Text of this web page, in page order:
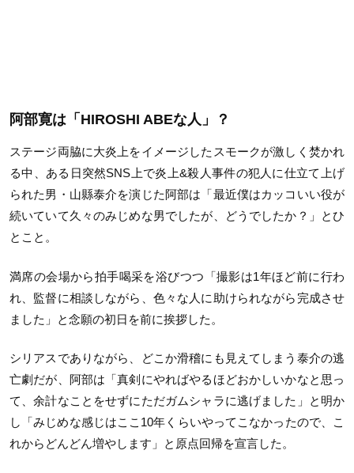
阿部寛は「HIROSHI ABEな人」？
ステージ両脇に大炎上をイメージしたスモークが激しく焚かれ
る中、ある日突然SNS上で炎上&殺人事件の犯人に仕立て上げ
られた男・山縣泰介を演じた阿部は「最近僕はカッコいい役が
続いていて久々のみじめな男でしたが、どうでしたか？」とひ
とこと。
満席の会場から拍手喝采を浴びつつ「撮影は1年ほど前に行わ
れ、監督に相談しながら、色々な人に助けられながら完成させ
ました」と念願の初日を前に挨拶した。
シリアスでありながら、どこか滑稽にも見えてしまう泰介の逃
亡劇だが、阿部は「真剣にやればやるほどおかしいかなと思っ
て、余計なことをせずにただガムシャラに逃げました」と明か
し「みじめな感じはここ10年くらいやってこなかったので、こ
れからどんどん増やします」と原点回帰を宣言した。